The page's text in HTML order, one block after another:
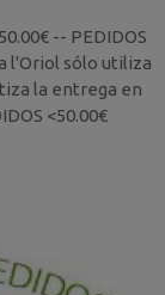
-- PEDIDOS
l'Oriol sólo utiliza
la entrega en
<50.00€